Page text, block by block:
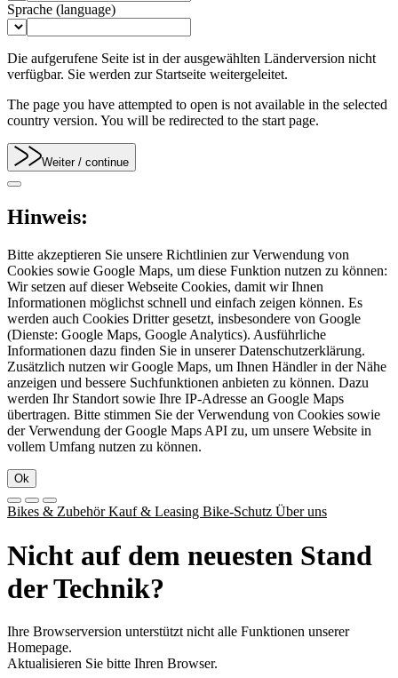
Sprache (language)
Die aufgerufene Seite ist in der ausgewählten Länderversion nicht
verfügbar. Sie werden zur Startseite weitergeleitet.
The page you have attempted to open is not available in the selected
country version. You will be redirected to the start page.
Weiter / continue
Hinweis:
Bitte akzeptieren Sie unsere Richtlinien zur Verwendung von
Cookies sowie Google Maps, um diese Funktion nutzen zu können:
Wir setzen auf dieser Webseite Cookies, damit wir Ihnen
Informationen möglichst schnell und einfach zeigen können. Es
werden auch Cookies Dritter gesetzt, insbesondere von Google
(Dienste: Google Maps, Google Analytics). Ausführliche
Informationen dazu finden Sie in unserer Datenschutzerklärung.
Zusätzlich nutzen wir Google Maps, um Ihnen Händler in der Nähe
anzeigen und bessere Suchfunktionen anbieten zu können. Dazu
werden Ihr Standort sowie Ihre IP-Adresse an Google Maps
übertragen. Bitte stimmen Sie der Verwendung von Cookies sowie
der Verwendung der Google Maps API zu, um unsere Website in
vollem Umfang nutzen zu können.
Ok
Bikes & ZubehörKauf & Leasing Bike-Schutz Über uns
Nicht auf dem neuesten Stand
der Technik?
Ihre Browserversion unterstützt nicht alle Funktionen unserer
Homepage.
Aktualisieren Sie bitte Ihren Browser.